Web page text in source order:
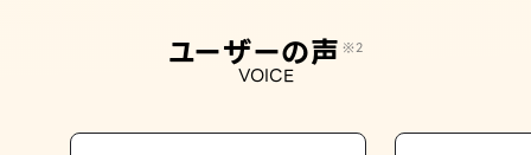
ユーザーの声 ※2
VOICE